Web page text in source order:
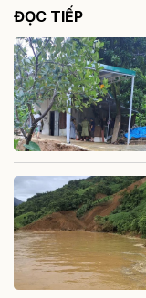
ĐỌC TIẾP